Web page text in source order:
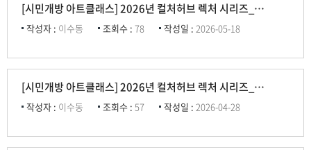
[시민개방 아트클래스] 2026년 컬처허브 렉처 시리즈_3편(무대미술&게임디자인 부문)
작성자 : 이수동 조회수 : 78 작성일 : 2026-05-18
[시민개방 아트클래스] 2026년 컬처허브 렉처 시리즈_2편(퍼포먼스부문) Jared McKay McNeill &Claudio Scarabottini
작성자 : 이수동 조회수 : 57 작성일 : 2026-04-28